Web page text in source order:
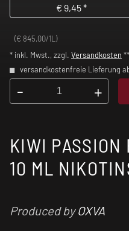
€ 9,45*
(€ 845,00/1L)
* inkl. Mwst., zzgl. Versandkosten
versandkostenfreie Lieferung
- +
KIWI PASSION
10 ML
Produced byOXVA